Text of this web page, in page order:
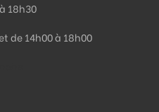
18h30
de 14h00 à 18h00